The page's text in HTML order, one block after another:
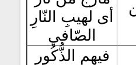
أى لهيبِ النّارِ
الصّافي
فيهم الذُّكُور